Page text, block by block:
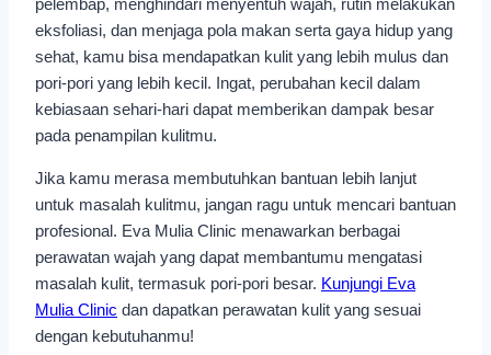
eksfoliasi, dan menjaga pola makan serta gaya hidup yang
sehat, kamu bisa mendapatkan kulit yang lebih mulus dan
pori-pori yang lebih kecil. Ingat, perubahan kecil dalam
kebiasaan sehari-hari dapat memberikan dampak besar
pada penampilan kulitmu.
Jika kamu merasa membutuhkan bantuan lebih lanjut
untuk masalah kulitmu, jangan ragu untuk mencari bantuan
profesional. Eva Mulia Clinic menawarkan berbagai
perawatan wajah yang dapat membantumu mengatasi
masalah kulit, termasuk pori-pori besar. Kunjungi Eva
Mulia Clinic dan dapatkan perawatan kulit yang sesuai
dengan kebutuhanmu!